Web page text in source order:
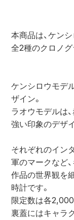
本商品は、ケン
全2種のクロノグ
ケンシロウモデ
ザイン。
ラオウモデルは
強い印象のデザ
それぞれのイン
軍のマークなど
作品の世界観を
時計です。
限定数は各2,000
裏蓋にはキャラ